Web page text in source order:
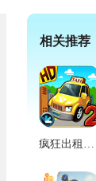
相关推荐
疯狂出租车2官方版